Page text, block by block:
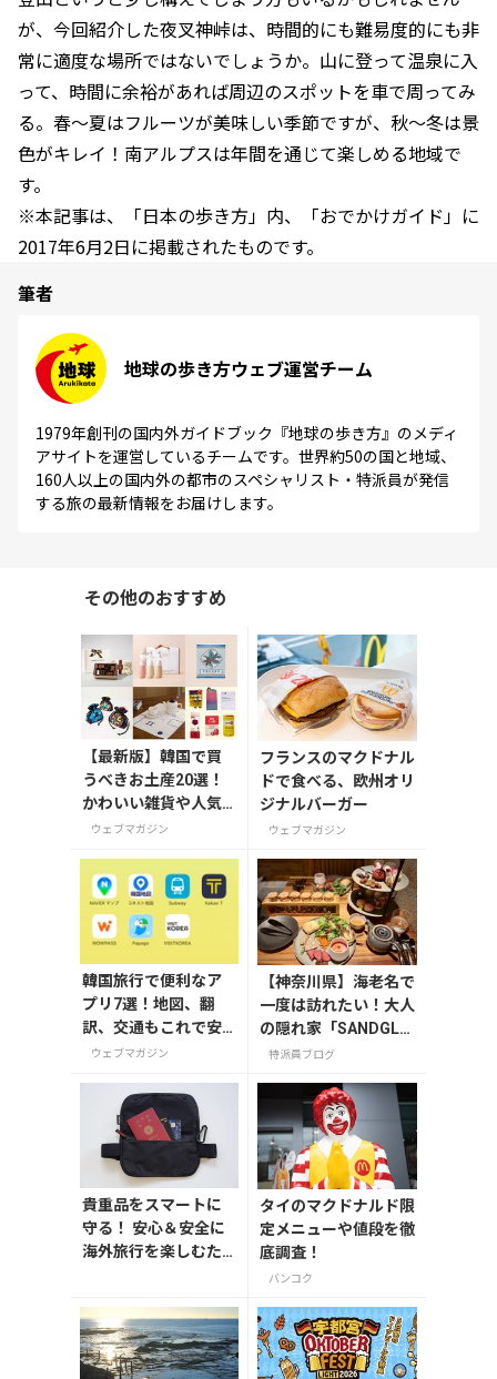
が、今回紹介した夜叉神峠は、時間的にも難易度的にも非
常に適度な場所ではないでしょうか。山に登って温泉に入
って、時間に余裕があれば周辺のスポットを車で周ってみ
る。春～夏はフルーツが美味しい季節ですが、秋～冬は景
色がキレイ！南アルプスは年間を通じて楽しめる地域で
す。
※本記事は、「日本の歩き方」内、「おでかけガイド」に
2017年6月2日に掲載されたものです。
筆者
地球の歩き方ウェブ運営チーム
1979年創刊の国内外ガイドブック『地球の歩き方』のメディ
アサイトを運営しているチームです。世界約50の国と地域、
160人以上の国内外の都市のスペシャリスト・特派員が発信
する旅の最新情報をお届けします。
その他のおすすめ
【最新版】韓国で買
うべきお土産20選！
かわいい雑貨や人気
コスメを紹介
ウェブマガジン
フランスのマクドナル
ドで食べる、欧州オリ
ジナルバーガー
ウェブマガジン
韓国旅行で便利なア
プリ7選！地図、翻
訳、交通もこれで安
心ウェブマガジン
【神奈川県】海老名で
一度は訪れたい！大人
の隠れ家「SANDGLA
SS 熾火」で味わうア
特派員ブログ
貴重品をスマートに
守る！ 安心＆安全に
海外旅行を楽しむた
タイのマクドナルド限
定メニューや値段を徹
底調査！
バンコク